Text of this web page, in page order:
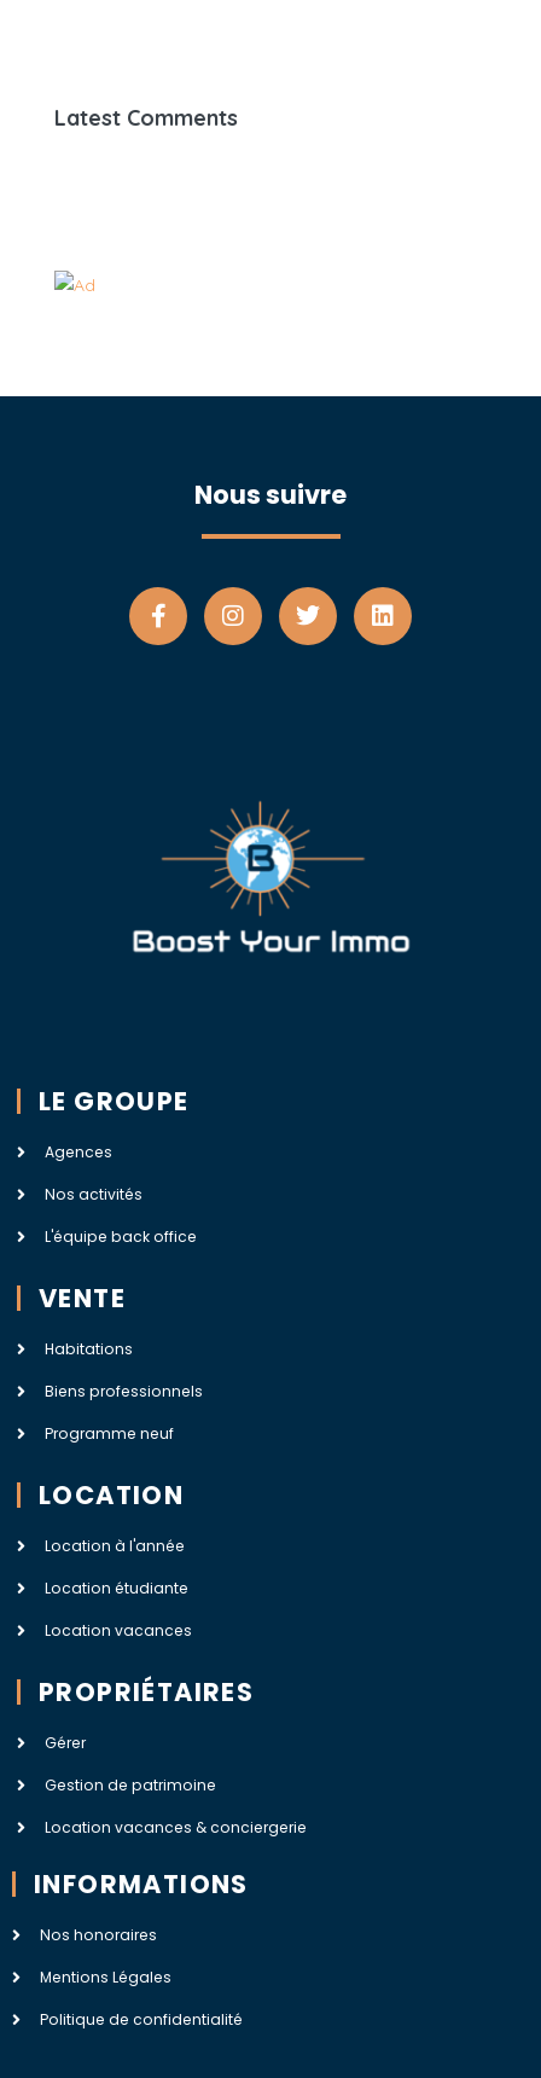
Latest Comments
Nous suivre
LE GROUPE
Agences
Nos activités
L'équipe back office
VENTE
Habitations
Biens professionnels
Programme neuf
LOCATION
Location à l'année
Location étudiante
Location vacances
PROPRIÉTAIRES
Gérer
Gestion de patrimoine
Location vacances & conciergerie
INFORMATIONS
Nos honoraires
Mentions Légales
Politique de confidentialité